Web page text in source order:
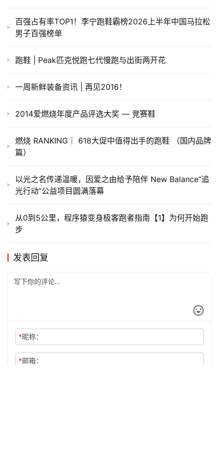
百强占有率TOP1！李宁跑鞋霸榜2026上半年中国马拉松
男子百强榜单
跑鞋 | Peak匹克悦跑七代慢跑与出街两开花
一周新鲜装备资讯 | 再见2016！
2014爱燃烧年度产品评选大奖 — 竞赛鞋
燃烧 RANKING｜ 618大促中值得出手的跑鞋 （国内品牌
篇）
以光之名传递温暖，因爱之由给予陪伴 New Balance“追
光行动”公益项目圆满落幕
从0到5公里，程序猿变身极客跑者指南【1】为何开始跑
步
发表回复
*昵称：
*邮箱：